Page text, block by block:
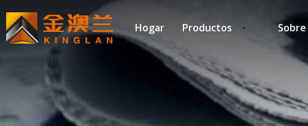
Hogar Productos